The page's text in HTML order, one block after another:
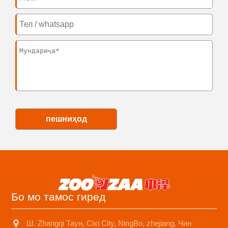
пешниҳод
Бо мо тамос гиред
Ш. Zhangqi Таун, Cixi City, NingBo, zhejiang, Чин